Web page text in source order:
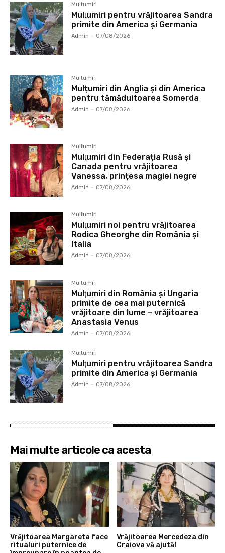
Multumiri
Mulţumiri pentru vrăjitoarea Sandra
primite din America și Germania
Admin - 07/08/2026
Multumiri
Mulțumiri din Anglia și din America
pentru tămăduitoarea Somerda
Admin - 07/08/2026
Multumiri
Mulţumiri din Federația Rusă și
Canada pentru vrăjitoarea
Vanessa, prințesa magiei negre
Admin - 07/08/2026
Multumiri
Mulţumiri noi pentru vrăjitoarea
Rodica Gheorghe din România și
Italia
Admin - 07/08/2026
Multumiri
Mulţumiri din România și Ungaria
primite de cea mai puternică
vrăjitoare din lume – vrăjitoarea
Anastasia Venus
Admin - 07/08/2026
Multumiri
Mulţumiri pentru vrăjitoarea Sandra
primite din America și Germania
Admin - 07/08/2026
Mai multe articole ca acesta
Vrăjitoarea Margareta face
ritualuri puternice de
Vrăjitoarea Mercedeza din
Craiova vă ajută!